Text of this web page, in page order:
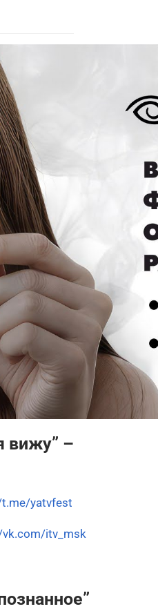
вижу” –
yatvfest
itv_msk